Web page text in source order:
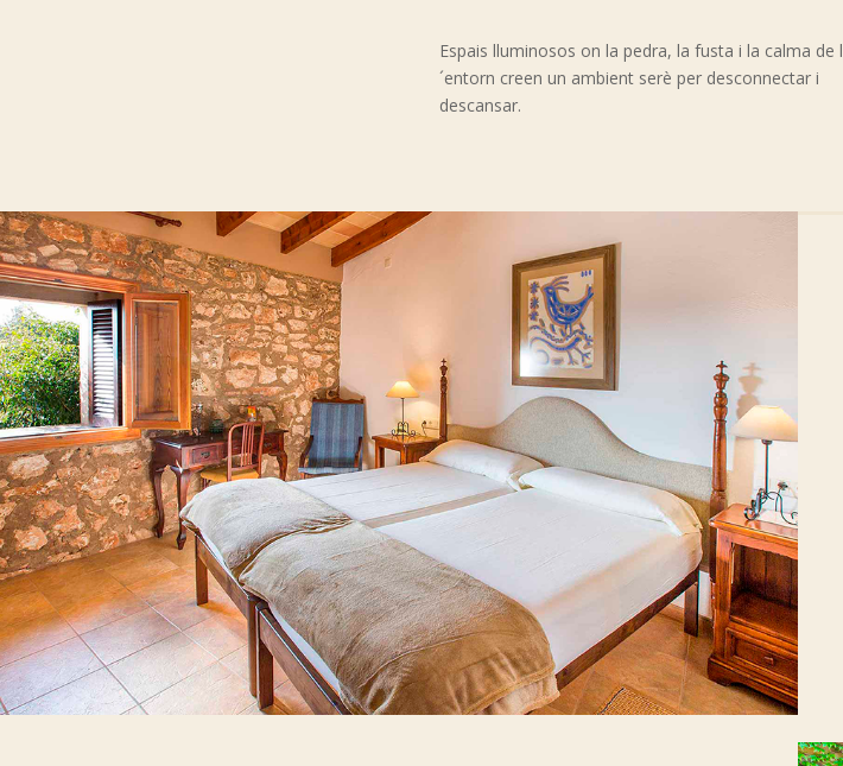
Espais lluminosos on la pedra, la fusta i la calma de l
´entorn creen un ambient serè per desconnectar i
descansar.